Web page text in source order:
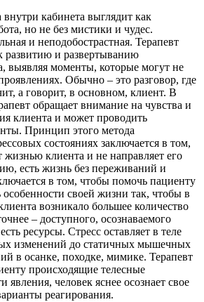
внутри кабинета выглядит как
но не без мистики и чудес.
и неподобострастная. Терапевт
развитию и развертыванию
выявляя моменты, которые могут не
Обычно – это разговор, где
а говорит, в основном, клиент. В
обращает внимание на чувства и
клиента и может проводить
Принцип этого метода
состояниях заключается в том,
жизнью клиента и не направляет его
есть жизнь без переживаний и
в том, чтобы помочь пациенту
особенности своей жизни так, чтобы в
возникало большее количество
– доступного, осознаваемого
ресурсы. Стресс оставляет в теле
изменений до статичных мышечных
в осанке, походке, мимике. Терапевт
происходящие телесные
явления, человек яснее осознает свое
реагирования.